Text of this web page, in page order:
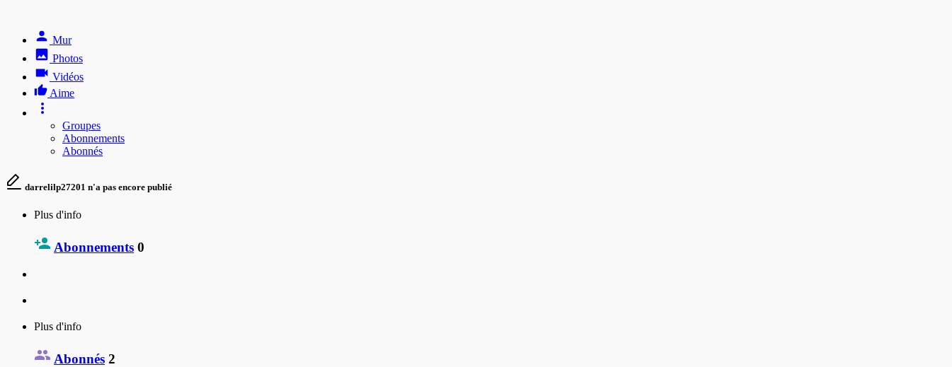
Mur
Photos
Vidéos
Aime
Groupes
Abonnements
Abonnés
darrelilp27201 n'a pas encore publié
Plus d'info
Abonnements 0
Plus d'info
Abonnés 2